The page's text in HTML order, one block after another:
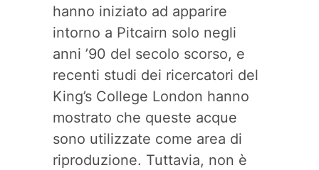
hanno iniziato ad apparire
intorno a Pitcairn solo negli
anni ’90 del secolo scorso, e
recenti studi dei ricercatori del
King’s College London hanno
mostrato che queste acque
sono utilizzate come area di
riproduzione. Tuttavia, non è